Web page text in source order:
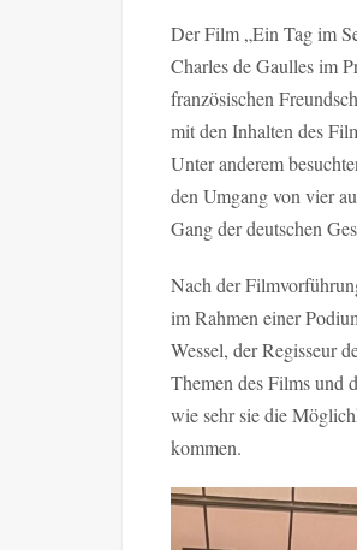
Der Film „Ein Tag im
Charles de Gaulles im
französischen
mit den Inhalten des
Unter anderem
den Umgang von vier
Gang der deutschen
Nach der
im Rahmen einer
Wessel, der Regisseur
Themen des Films und
wie sehr sie die
kommen.